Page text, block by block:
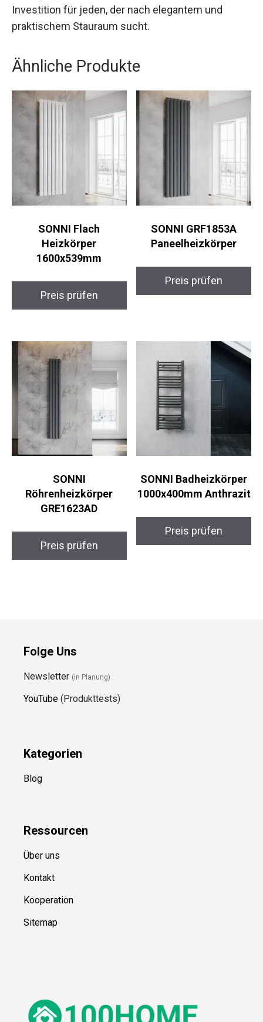
Investition für jeden, der nach elegantem und
praktischem Stauraum sucht.
Ähnliche Produkte
SONNI Flach
Heizkörper
1600x539mm
Preis prüfen
SONNI GRF1853A
Paneelheizkörper
Preis prüfen
SONNI
Röhrenheizkörper
GRE1623AD
Preis prüfen
SONNI Badheizkörper
1000x400mm Anthrazit
Preis prüfen
Folge Uns
Newsletter (in Planung)
YouTube (Produkttests)
Kategorien
Blog
Ressourcen
Über uns
Kontakt
Kooperation
Sitemap